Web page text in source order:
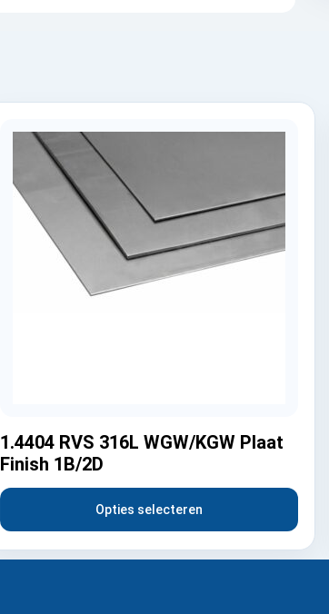
1.4404 RVS 316L WGW/KGW Plaat
Finish 1B/2D
Opties selecteren